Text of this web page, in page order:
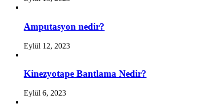
Amputasyon nedir?
Eylül 12, 2023
Kinezyotape Bantlama Nedir?
Eylül 6, 2023